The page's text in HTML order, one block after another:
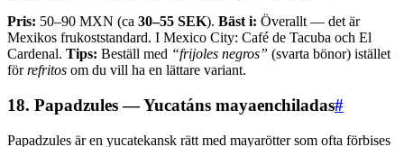
Pris: 50–90 MXN (ca 30–55 SEK). Bäst i: Överallt — det är
Mexikos frukoststandard. I Mexico City: Café de Tacuba och El
Cardenal. Tips: Beställ med “frijoles negros” (svarta bönor) istället
förrefritos om du vill ha en lättare variant.
18. Papadzules — Yucatáns mayaenchiladas#
Papadzules är en yucatekansk rätt med mayarötter som ofta förbises